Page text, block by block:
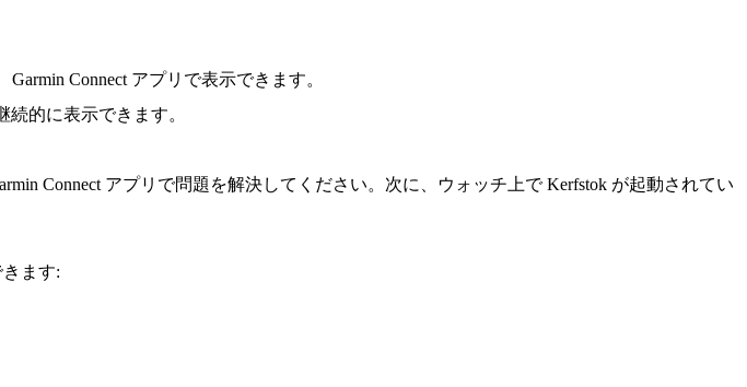
Connect アプリで表示できます。
的に表示できます。
Connect アプリで問題を解決してください。次に、ウォッチ上で Kerfstok が起動されてい
ます: